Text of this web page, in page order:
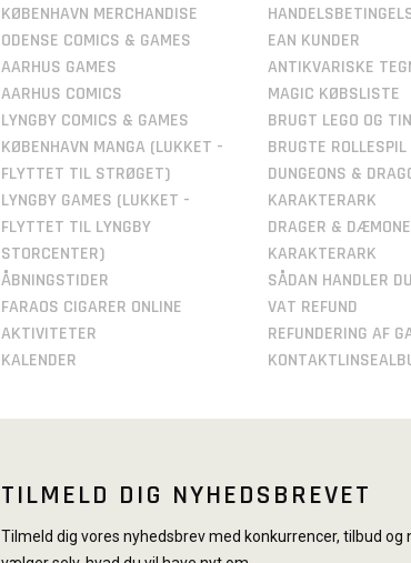
KØBENHAVN MERCHANDISE
ODENSE COMICS & GAMES
AARHUS GAMES
AARHUS COMICS
LYNGBY COMICS & GAMES
KØBENHAVN MANGA (LUKKET -
FLYTTET TIL STRØGET)
LYNGBY GAMES (LUKKET -
FLYTTET TIL LYNGBY
STORCENTER)
ÅBNINGSTIDER
FARAOS CIGARER ONLINE
AKTIVITETER
KALENDER
EAN KUNDER
ANTIKVARISKE
MAGIC KØBSLISTE
BRUGT LEGO OG
BRUGTE ROLLESPIL
DUNGEONS &
KARAKTERARK
DRAGER &
KARAKTERARK
SÅDAN HANDLER
VAT REFUND
REFUNDERING AF
TILMELD DIG NYHEDSBREVET
Tilmeld dig vores nyhedsbrev med konkurrencer, tilbud og